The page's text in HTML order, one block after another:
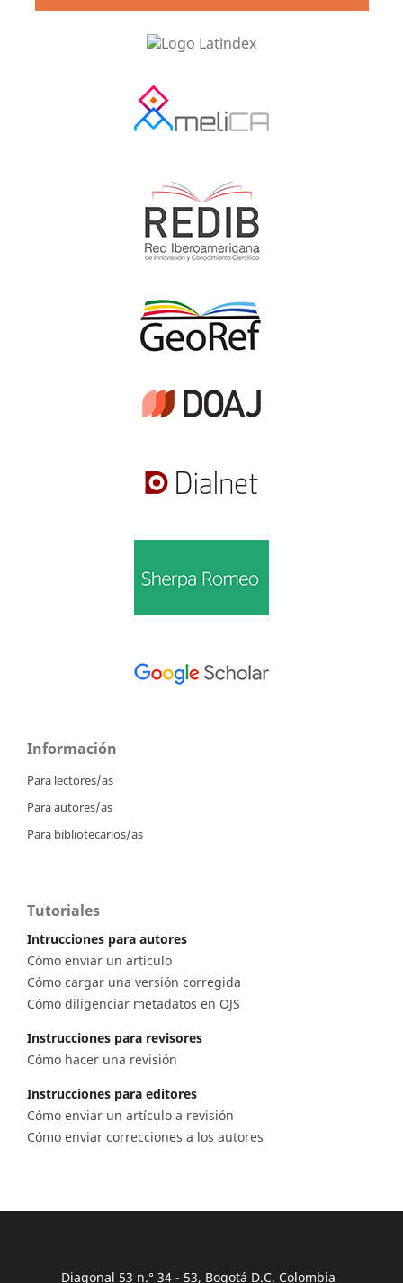
Información
Para lectores/as
Para autores/as
Para bibliotecarios/as
Tutoriales
Intrucciones para autores
Cómo enviar un artículo
Cómo cargar una versión corregida
Cómo diligenciar metadatos en OJS
Instrucciones para revisores
Cómo hacer una revisión
Instrucciones para editores
Cómo enviar un artículo a revisión
Cómo enviar correcciones a los autores
Diagonal 53 n.° 34 - 53, Bogotá D.C. Colombia